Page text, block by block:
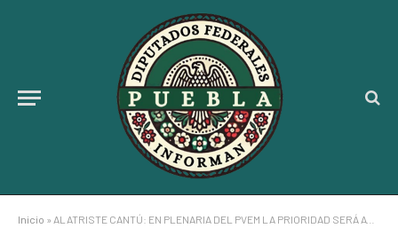
Inicio » ALATRISTE CANTÚ: EN PLENARIA DEL PVEM LA PRIORIDAD SERÁ ATENDER LAS REFORMAS QUE ENVIÓ SHEINBAUM